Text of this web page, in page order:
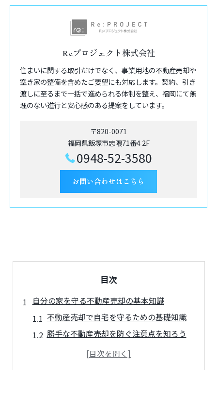
Reプロジェクト株式会社
住まいに関する取引だけでなく、事業用地の不動産売却や
空き家の整備を含めたご要望にも対応します。契約、引き
渡しに至るまで一括で進められる体制を整え、福岡にて無
理のない進行と安心感のある提案をしています。
〒820-0071
福岡県飯塚市忠隈71番4 2F
0948-52-3580
お問い合わせはこちら
目次
自分の家を守る不動産売却の基本知識
不動産売却で自宅を守るための基礎知識
勝手な不動産売却を防ぐ注意点を知ろう
不動産売却の流れと自己防衛策の基本